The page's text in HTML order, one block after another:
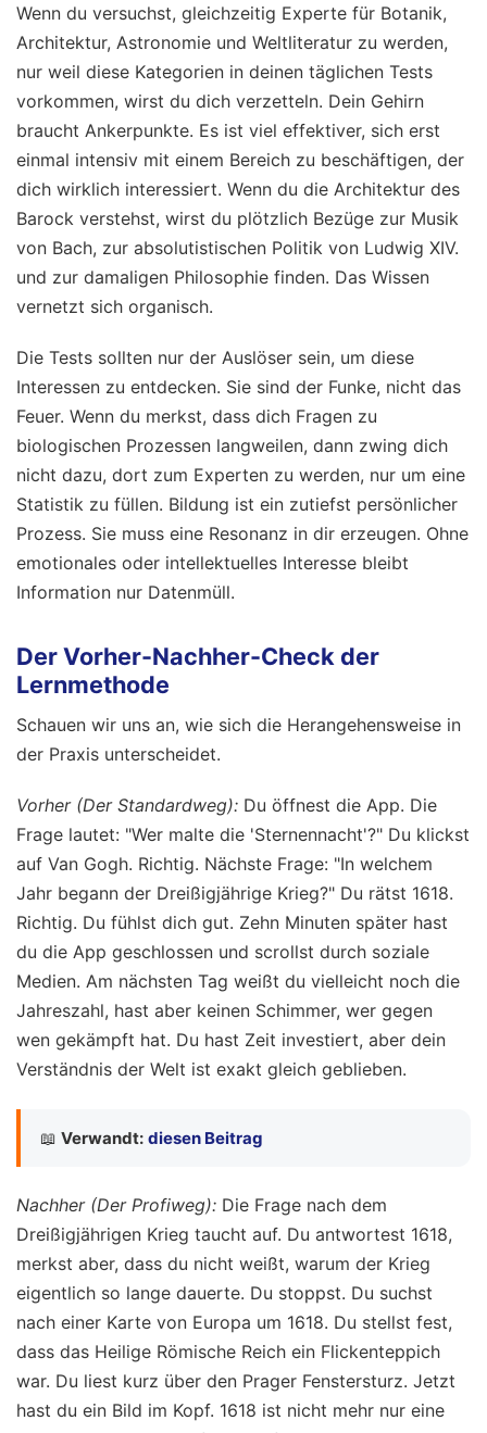
Wenn du versuchst, gleichzeitig Experte für Botanik,
Architektur, Astronomie und Weltliteratur zu werden,
nur weil diese Kategorien in deinen täglichen Tests
vorkommen, wirst du dich verzetteln. Dein Gehirn
braucht Ankerpunkte. Es ist viel effektiver, sich erst
einmal intensiv mit einem Bereich zu beschäftigen, der
dich wirklich interessiert. Wenn du die Architektur des
Barock verstehst, wirst du plötzlich Bezüge zur Musik
von Bach, zur absolutistischen Politik von Ludwig XIV.
und zur damaligen Philosophie finden. Das Wissen
vernetzt sich organisch.
Die Tests sollten nur der Auslöser sein, um diese
Interessen zu entdecken. Sie sind der Funke, nicht das
Feuer. Wenn du merkst, dass dich Fragen zu
biologischen Prozessen langweilen, dann zwing dich
nicht dazu, dort zum Experten zu werden, nur um eine
Statistik zu füllen. Bildung ist ein zutiefst persönlicher
Prozess. Sie muss eine Resonanz in dir erzeugen. Ohne
emotionales oder intellektuelles Interesse bleibt
Information nur Datenmüll.
Der Vorher-Nachher-Check der
Lernmethode
Schauen wir uns an, wie sich die Herangehensweise in
der Praxis unterscheidet.
Vorher (Der Standardweg): Du öffnest die App. Die
Frage lautet: "Wer malte die 'Sternennacht'?" Du klickst
auf Van Gogh. Richtig. Nächste Frage: "In welchem
Jahr begann der Dreißigjährige Krieg?" Du rätst 1618.
Richtig. Du fühlst dich gut. Zehn Minuten später hast
du die App geschlossen und scrollst durch soziale
Medien. Am nächsten Tag weißt du vielleicht noch die
Jahreszahl, hast aber keinen Schimmer, wer gegen
wen gekämpft hat. Du hast Zeit investiert, aber dein
Verständnis der Welt ist exakt gleich geblieben.
📖 Verwandt: diesen Beitrag
Nachher (Der Profiweg): Die Frage nach dem
Dreißigjährigen Krieg taucht auf. Du antwortest 1618,
merkst aber, dass du nicht weißt, warum der Krieg
eigentlich so lange dauerte. Du stoppst. Du suchst
nach einer Karte von Europa um 1618. Du stellst fest,
dass das Heilige Römische Reich ein Flickenteppich
war. Du liest kurz über den Prager Fenstersturz. Jetzt
hast du ein Bild im Kopf. 1618 ist nicht mehr nur eine